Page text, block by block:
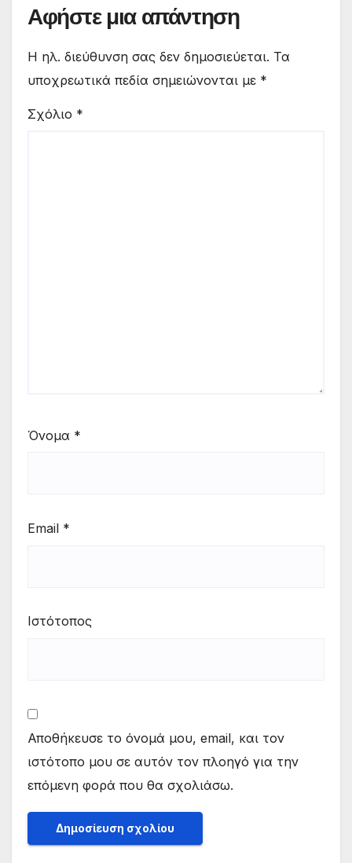
Αφήστε μια απάντηση
Η ηλ. διεύθυνση σας δεν δημοσιεύεται. Τα
υποχρεωτικά πεδία σημειώνονται με *
Σχόλιο *
Όνομα *
Email *
Ιστότοπος
Αποθήκευσε το όνομά μου, email, και τον
ιστότοπο μου σε αυτόν τον πλοηγό για την
επόμενη φορά που θα σχολιάσω.